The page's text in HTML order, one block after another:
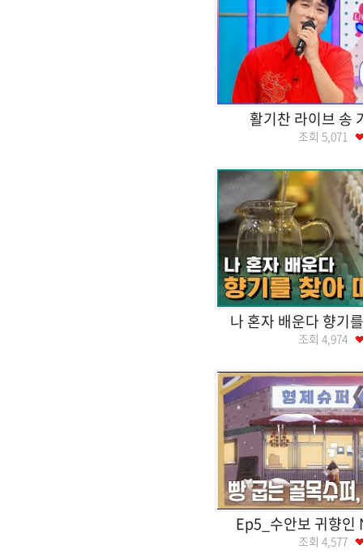
활기찬 라이브 송
조회 5,071
나 혼자 배운다 향기
조회 4,974
Ep5_수안보 귀향인
조회 4,577